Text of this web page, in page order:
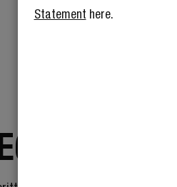
Statement here.